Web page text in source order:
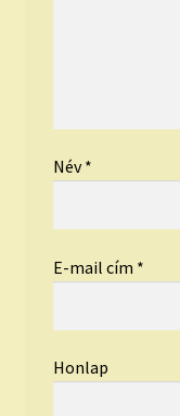
Név*
E-mail cím *
Honlap